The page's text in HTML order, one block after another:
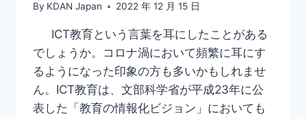
介！
By KDAN Japan 2022 年 12 月 15 日
ICT教育という言葉を耳にしたことがある
でしょうか。コロナ渦において頻繁に耳にす
るようになった印象の方も多いかもしれませ
ん。ICT教育は、文部科学省が平成23年に公
表した「教育の情報化ビジョン」においても